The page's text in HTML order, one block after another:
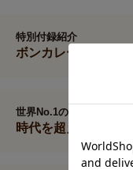
特別付録紹介
ボンカレー スペシ
世界No.1のロングセラー
時代を超えて愛さ